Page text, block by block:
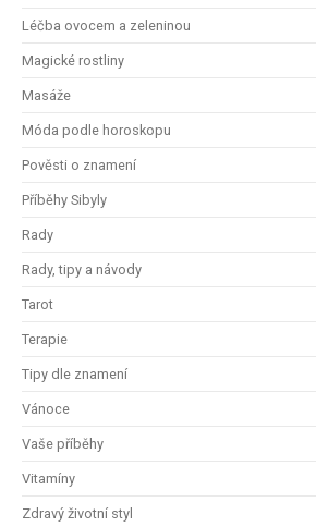
Léčba ovocem a zeleninou
Magické rostliny
Masáže
Móda podle horoskopu
Pověsti o znamení
Příběhy Sibyly
Rady
Rady, tipy a návody
Tarot
Terapie
Tipy dle znamení
Vánoce
Vaše příběhy
Vitamíny
Zdravý životní styl